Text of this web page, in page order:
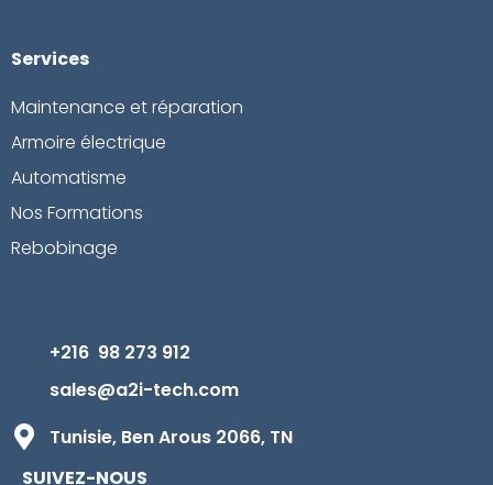
Services
Maintenance et réparation
Armoire électrique
Automatisme
Nos Formations
Rebobinage
+216 98 273 912
sales@a2i-tech.com
Tunisie, Ben Arous 2066, TN
SUIVEZ-NOUS